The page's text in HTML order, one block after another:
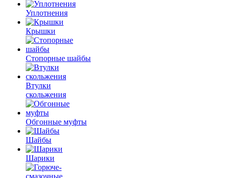
Уплотнения
Крышки
Стопорные шайбы
Втулки
скольжения
Обгонные муфты
Шайбы
Шарики